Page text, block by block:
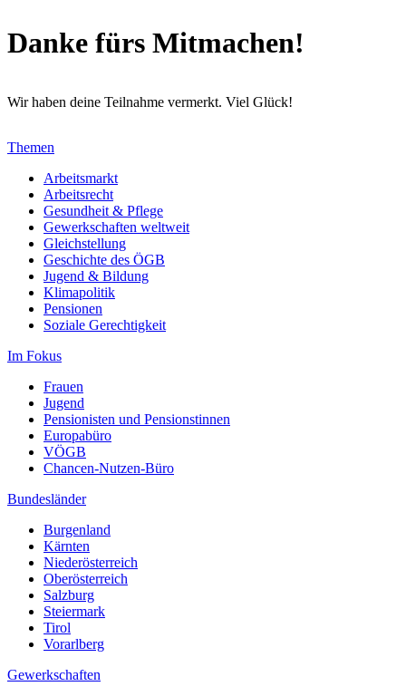
Danke fürs Mitmachen!
Wir haben deine Teilnahme vermerkt. Viel Glück!
Themen
Arbeitsmarkt
Arbeitsrecht
Gesundheit & Pflege
Gewerkschaften weltweit
Gleichstellung
Geschichte des ÖGB
Jugend & Bildung
Klimapolitik
Pensionen
Soziale Gerechtigkeit
Im Fokus
Frauen
Jugend
Pensionisten und Pensionstinnen
Europabüro
VÖGB
Chancen-Nutzen-Büro
Bundesländer
Burgenland
Kärnten
Niederösterreich
Oberösterreich
Salzburg
Steiermark
Tirol
Vorarlberg
Gewerkschaften